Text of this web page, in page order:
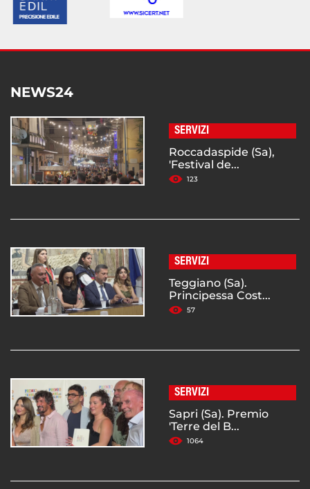
NEWS24
SERVIZI
Roccadaspide (Sa),
'Festival de...
123
SERVIZI
Teggiano (Sa).
Principessa Cost...
57
SERVIZI
Sapri (Sa). Premio
'Terre del B...
1064